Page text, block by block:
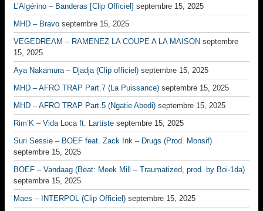
L’Algérino – Banderas [Clip Officiel] septembre 15, 2025
MHD – Bravo septembre 15, 2025
VEGEDREAM – RAMENEZ LA COUPE A LA MAISON septembre
15, 2025
Aya Nakamura – Djadja (Clip officiel) septembre 15, 2025
MHD – AFRO TRAP Part.7 (La Puissance) septembre 15, 2025
MHD – AFRO TRAP Part.5 (Ngatie Abedi) septembre 15, 2025
Rim’K – Vida Loca ft. Lartiste septembre 15, 2025
Suri Sessie – BOEF feat. Zack Ink – Drugs (Prod. Monsif)
septembre 15, 2025
BOEF – Vandaag (Beat: Meek Mill – Traumatized, prod. by Boi-1da)
septembre 15, 2025
Maes – INTERPOL (Clip Officiel) septembre 15, 2025